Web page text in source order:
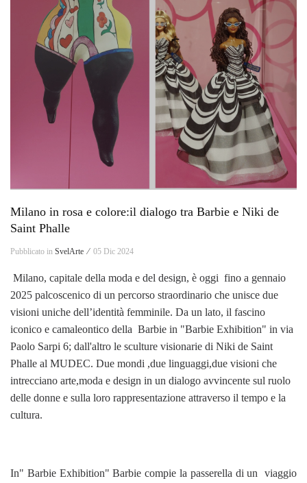
Milano in rosa e colore:il dialogo tra Barbie e Niki de
Saint Phalle
Pubblicato in SvelArte ⁄ 05 Dic 2024
Milano, capitale della moda e del design, è oggi fino a gennaio
2025 palcoscenico di un percorso straordinario che unisce due
visioni uniche dell’identità femminile. Da un lato, il fascino
iconico e camaleontico della Barbie in "Barbie Exhibition" in via
Paolo Sarpi 6; dall'altro le sculture visionarie di Niki de Saint
Phalle al MUDEC. Due mondi ,due linguaggi,due visioni che
intrecciano arte,moda e design in un dialogo avvincente sul ruolo
delle donne e sulla loro rappresentazione attraverso il tempo e la
cultura.
In" Barbie Exhibition" Barbie compie la passerella di un viaggio